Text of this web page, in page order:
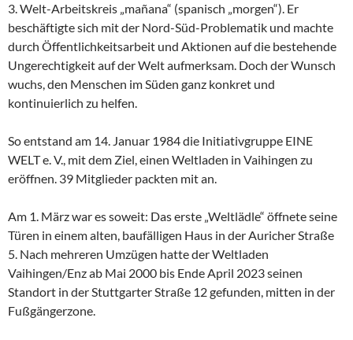
3. Welt-Arbeitskreis „mañana“ (spanisch „morgen“). Er
beschäftigte sich mit der Nord-Süd-Problematik und machte
durch Öffentlichkeitsarbeit und Aktionen auf die bestehende
Ungerechtigkeit auf der Welt aufmerksam. Doch der Wunsch
wuchs, den Menschen im Süden ganz konkret und
kontinuierlich zu helfen.
So entstand am 14. Januar 1984 die Initiativgruppe EINE
WELT e. V., mit dem Ziel, einen Weltladen in Vaihingen zu
eröffnen. 39 Mitglieder packten mit an.
Am 1. März war es soweit: Das erste „Weltlädle“ öffnete seine
Türen in einem alten, baufälligen Haus in der Auricher Straße
5. Nach mehreren Umzügen hatte der Weltladen
Vaihingen/Enz ab Mai 2000 bis Ende April 2023 seinen
Standort in der Stuttgarter Straße 12 gefunden, mitten in der
Fußgängerzone.